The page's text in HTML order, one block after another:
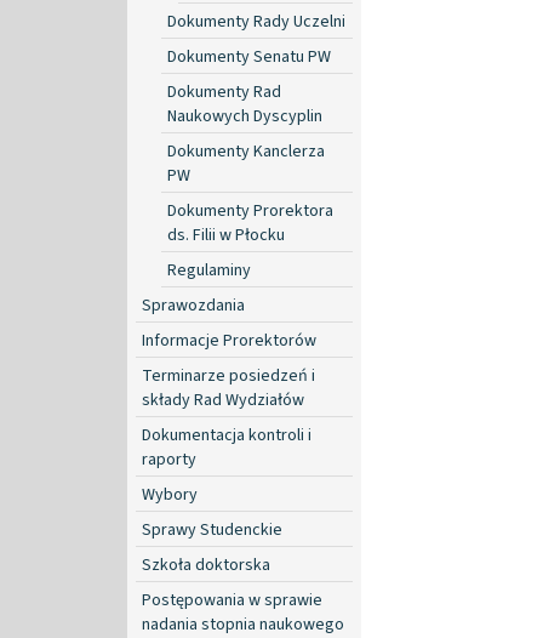
Dokumenty Rady Uczelni
Dokumenty Senatu PW
Dokumenty Rad
Naukowych Dyscyplin
Dokumenty Kanclerza
PW
Dokumenty Prorektora
ds. Filii w Płocku
Regulaminy
Sprawozdania
Informacje Prorektorów
Terminarze posiedzeń i
składy Rad Wydziałów
Dokumentacja kontroli i
raporty
Wybory
Sprawy Studenckie
Szkoła doktorska
Postępowania w sprawie
nadania stopnia naukowego